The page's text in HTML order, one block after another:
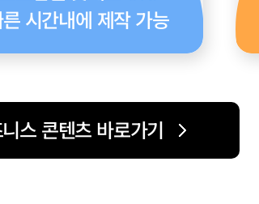
시간내에 제작 가능
스 콘텐츠 바로가기